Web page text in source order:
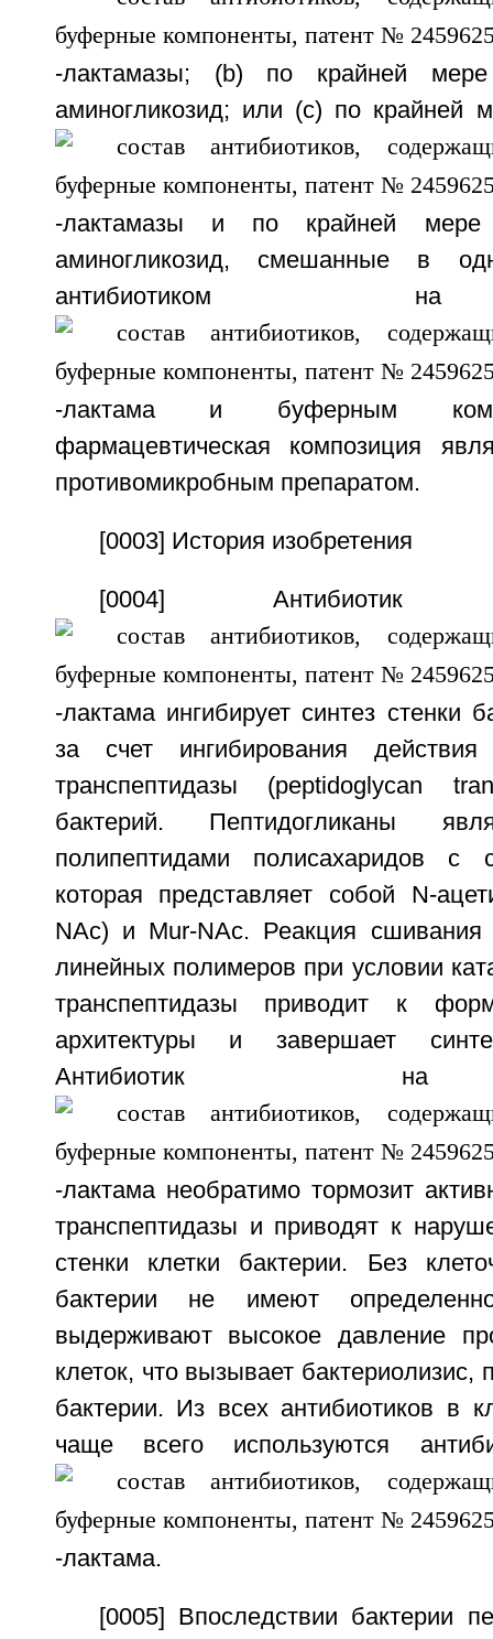
-лактамазы; (b) по крайней мере
аминогликозид; или (с) по крайней
-лактамазы и по крайней мере
аминогликозид, смешанные в
антибиотиком
-лактама и буферным
фармацевтическая композиция
противомикробным препаратом.
[0003] История изобретения
[0004]
-лактама ингибирует синтез стенки
за счет ингибирования действия
транспептидазы (peptidoglycan
бактерий. Пептидогликаны
полипептидами полисахаридов с
которая представляет собой N-
NAc) и Mur-NAc. Реакция сшивания
линейных полимеров при условии
транспептидазы приводит к
архитектуры и завершает
Антибиотик
-лактама необратимо тормозит
транспептидазы и приводят к
стенки клетки бактерии. Без
бактерии не имеют
выдерживают высокое давление
клеток, что вызывает бактериолизис,
бактерии. Из всех антибиотиков в
чаще всего используются
-лактама.
[0005] Впоследствии бактерии